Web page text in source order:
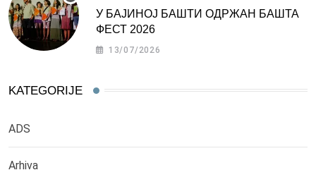
У БАЈИНОЈ БАШТИ ОДРЖАН БАШТА
ФЕСТ 2026
13/07/2026
KATEGORIJE
ADS
Arhiva